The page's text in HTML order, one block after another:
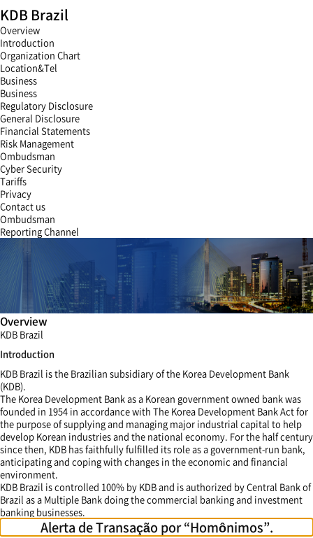
menu
openmenu
close
KDB Brazil
Overview
Introduction
Organization Chart
Location&Tel
Business
Business
Regulatory Disclosure
General Disclosure
Financial Statements
Risk Management
Ombudsman
Cyber Security
Tariffs
Privacy
Contact us
Ombudsman
Reporting Channel
Overview
KDB Brazil
Introduction
KDB Brazil is the Brazilian subsidiary of the Korea Development Bank
(KDB).
The Korea Development Bank as a Korean government owned bank was
founded in 1954 in accordance with The Korea Development Bank Act for
the purpose of supplying and managing major industrial capital to help
develop Korean industries and the national economy. For the half century
since then, KDB has faithfully fulfilled its role as a government-run bank,
anticipating and coping with changes in the economic and financial
environment.
KDB Brazil is controlled 100% by KDB and is authorized by Central Bank of
Brazil as a Multiple Bank doing the commercial banking and investment
banking businesses.
Alerta de Transação por “Homônimos”.